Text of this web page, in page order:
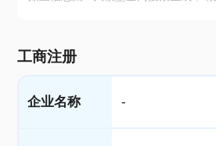
工商注册
企业名称 -